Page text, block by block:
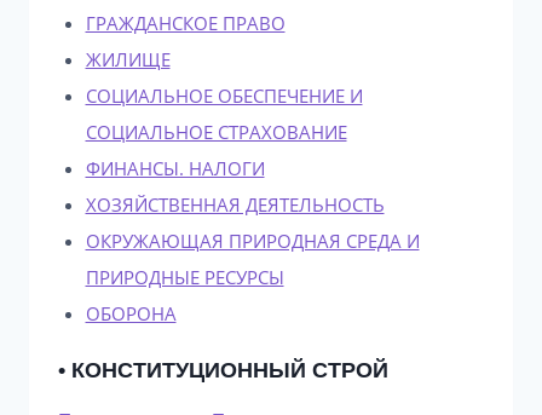
ГРАЖДАНСКОЕ ПРАВО
ЖИЛИЩЕ
СОЦИАЛЬНОЕ ОБЕСПЕЧЕНИЕ И
СОЦИАЛЬНОЕ СТРАХОВАНИЕ
ФИНАНСЫ. НАЛОГИ
ХОЗЯЙСТВЕННАЯ ДЕЯТЕЛЬНОСТЬ
ОКРУЖАЮЩАЯ ПРИРОДНАЯ СРЕДА И
ПРИРОДНЫЕ РЕСУРСЫ
ОБОРОНА
• КОНСТИТУЦИОННЫЙ СТРОЙ